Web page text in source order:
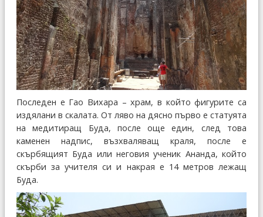
Последен е Гао Вихара – храм, в който фигурите са
издялани в скалата. От ляво на дясно първо е статуята
на медитиращ Буда, после още един, след това
каменен надпис, възхваляващ краля, после е
скърбящият Буда или неговия ученик Ананда, който
скърби за учителя си и накрая е 14 метров лежащ
Буда.